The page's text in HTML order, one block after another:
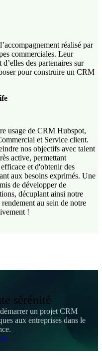
réalisé par
commerciales. Leur
des partenaires sur
pour construire un CRM
usage de CRM Hubspot,
et Service client.
nos objectifs avec talent
active, permettant
et d'obtenir des
aux besoins exprimés. Une
de développer de
décuplant ainsi notre
au sein de notre
!
sérénité
un projet CRM
aux entreprises dans le